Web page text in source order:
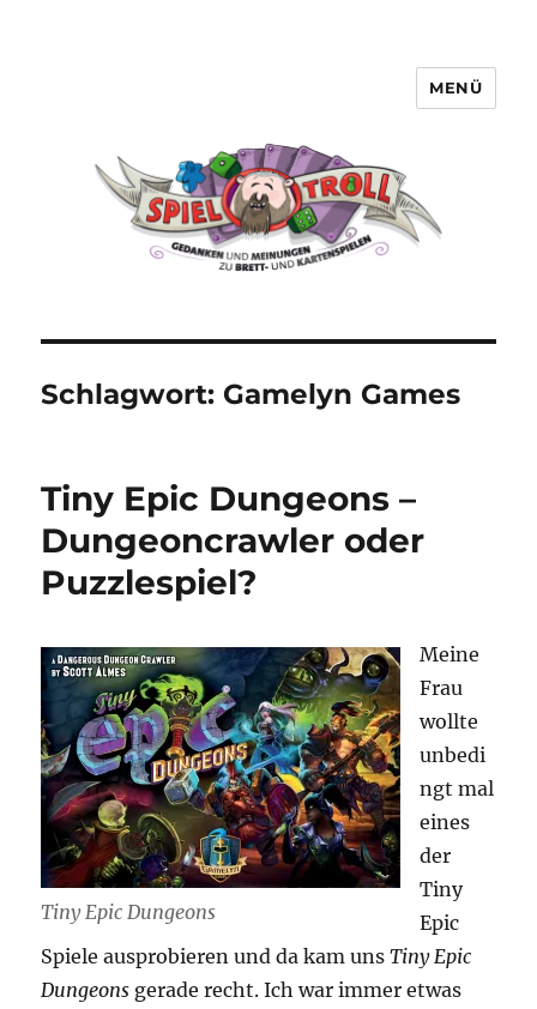
MENÜ
Schlagwort: Gamelyn Games
Tiny Epic Dungeons –
Dungeoncrawler oder
Puzzlespiel?
Tiny Epic Dungeons
Meine
Frau
wollte
unbedi
ngt mal
eines
der
Tiny
Epic
Spiele ausprobieren und da kam unsTiny Epic
Dungeons gerade recht. Ich war immer etwas